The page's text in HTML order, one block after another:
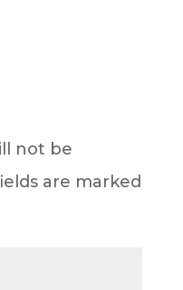
not be
are marked